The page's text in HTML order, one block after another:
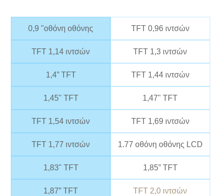
0,9 "οθόνη οθόνης TFT 0,96 ιντσών
TFT 1,14 ιντσών TFT 1,3 ιντσών
1,4” TFT TFT 1,44 ιντσών
1,45" TFT 1,47" TFT
TFT 1,54 ιντσών TFT 1,69 ιντσών
TFT 1,77 ιντσών 1.77 οθόνη οθόνης LCD
1,83" TFT 1,85” TFT
1,87” TFT TFT 2,0 ιντσών